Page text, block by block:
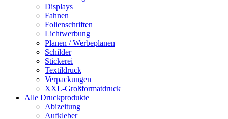
Displays
Fahnen
Folienschriften
Lichtwerbung
Planen / Werbeplanen
Schilder
Stickerei
Textildruck
Verpackungen
XXL-Großformatdruck
Alle Druckprodukte
Abizeitung
Aufkleber